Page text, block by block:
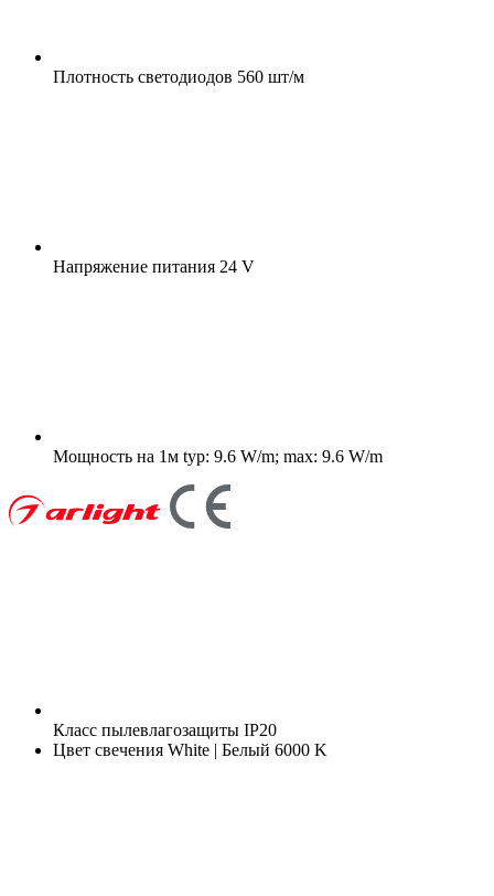
Плотность светодиодов 560 шт/м
Напряжение питания 24 V
Мощность на 1м typ: 9.6 W/m; max: 9.6 W/m
Класс пылевлагозащиты IP20
Цвет свечения White | Белый 6000 K